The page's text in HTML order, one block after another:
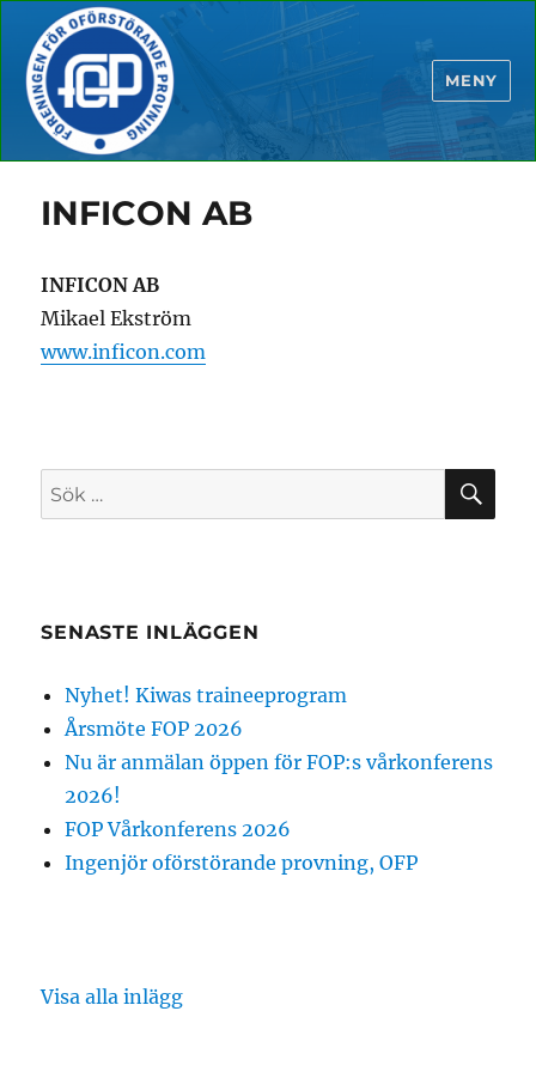
MENY
INFICON AB
INFICON AB
Mikael Ekström
www.inficon.com
Sök
efter:
SENASTE INLÄGGEN
Nyhet! Kiwas traineeprogram
Årsmöte FOP 2026
Nu är anmälan öppen för FOP:s vårkonferens
2026!
FOP Vårkonferens 2026
Ingenjör oförstörande provning, OFP
Visa alla inlägg